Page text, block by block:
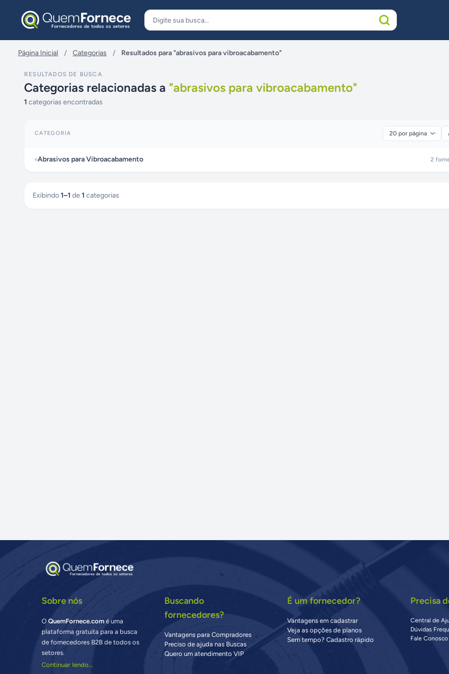
Página Inicial / Categorias / Resultados para "abrasivos para vibroacabamento"
RESULTADOS DE BUSCA
Categorias relacionadas a "abrasivos para vibroacabamento"
1 categorias encontradas
CATEGORIA
Abrasivos para Vibroacabamento 2
Exibindo1–1 de 1 categorias
Sobre nós
OQuemFornece.com é uma
plataforma gratuita para a busca
de fornecedores B2B de todos os
setores.
Continuar lendo...
Buscando
fornecedores?
Vantagens para Compradores
Preciso de ajuda nas Buscas
Quero um atendimento VIP
É um fornecedor?
Vantagens em cadastrar
Veja as opções de planos
Sem tempo? Cadastro rápido
Precisa
Central de
Dúvidas
Fale Conosco